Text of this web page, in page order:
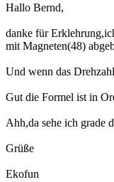
Hallo Bernd,
danke für
mit Magneten(48)
Und wenn das
Gut die Formel ist in
Ahh,da sehe ich grade
Grüße
Ekofun